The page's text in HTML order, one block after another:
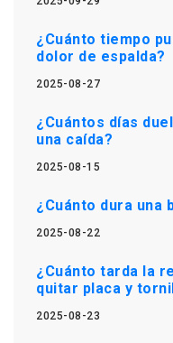
¿Cuánto tiempo
dolor de espalda?
2025-08-27
¿Cuántos días
una caída?
2025-08-15
¿Cuánto dura una
2025-08-22
¿Cuánto tarda la
quitar placa y
2025-08-23